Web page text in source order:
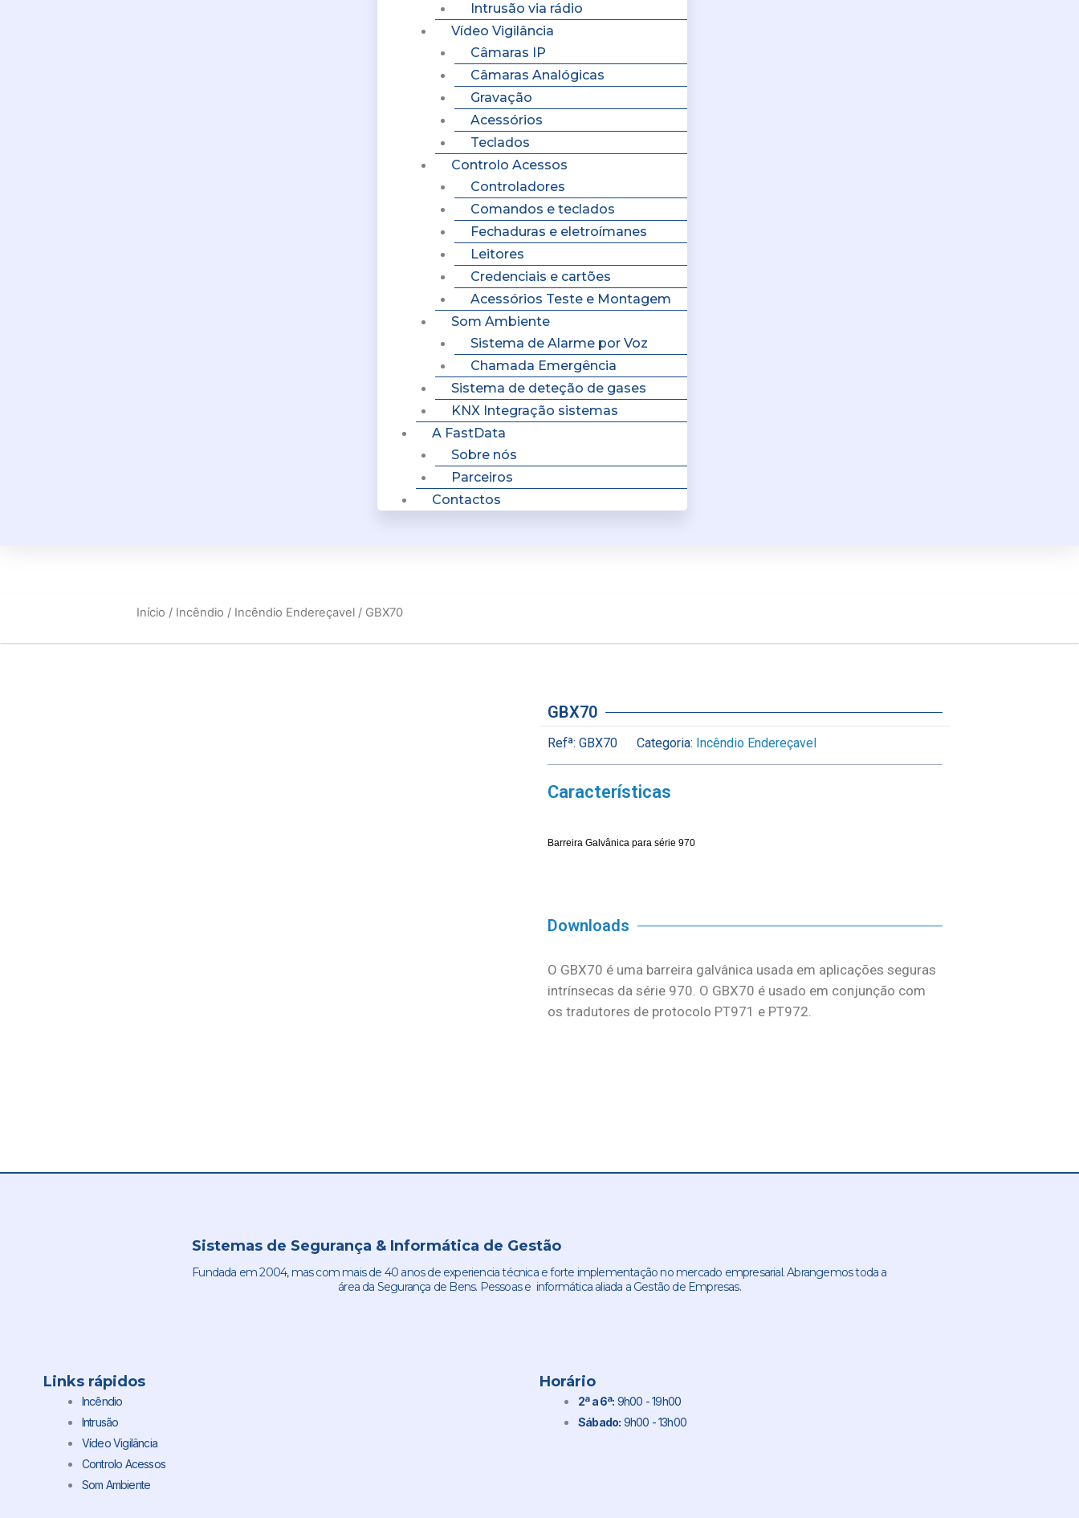
Intrusão via rádio
Vídeo Vigilância
Câmaras IP
Câmaras Analógicas
Gravação
Acessórios
Teclados
Controlo Acessos
Controladores
Comandos e teclados
Fechaduras e eletroímanes
Leitores
Credenciais e cartões
Acessórios Teste e Montagem
Som Ambiente
Sistema de Alarme por Voz
Chamada Emergência
Sistema de deteção de gases
KNX Integração sistemas
A FastData
Sobre nós
Parceiros
Contactos
Início / Incêndio / Incêndio Endereçavel / GBX70
GBX70
Refª: GBX70 Categoria: Incêndio Endereçavel
Características
Barreira Galvânica para série 970
Downloads
O GBX70 é uma barreira galvânica usada em aplicações seguras
intrínsecas da série 970. O GBX70 é usado em conjunção com
os tradutores de protocolo PT971 e PT972.
Sistemas de Segurança & Informática de Gestão
Fundada em 2004, mas com mais de 40 anos de experiencia técnica e forte implementação no mercado empresarial. Abrangemos toda a
área da Segurança de Bens. Pessoas e informática aliada a Gestão de Empresas.
Links rápidos
Incêndio
Intrusão
Vídeo Vigilância
Controlo Acessos
Som Ambiente
Horário
2ª a 6ª: 9h00 - 19h00
Sábado: 9h00 - 13h00